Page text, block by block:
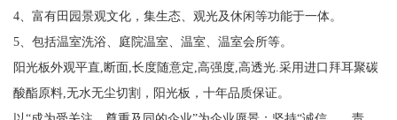
4、富有田园景观文化，集生态、观光及休闲等功能于一体。
5、包括温室洗浴、庭院温室、温室、温室会所等。
阳光板外观平直,断面,长度随意定,高强度,高透光.采用进口拜耳聚碳
酸酯原料,无水无尘切割，阳光板，十年品质保证。